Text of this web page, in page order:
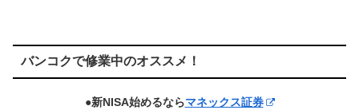
バンコクで修業中のオススメ！
●新NISA始めるならマネックス証券